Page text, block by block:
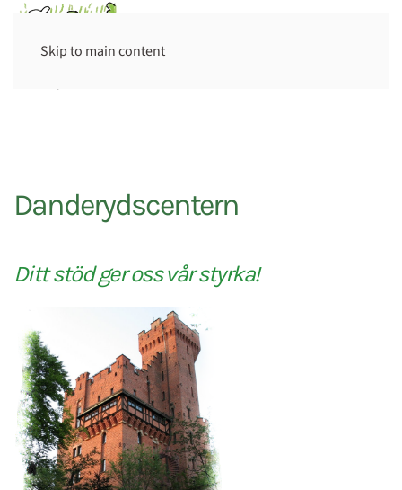
Skip to main content
Danderydscentern
Ditt stöd ger oss vår styrka!